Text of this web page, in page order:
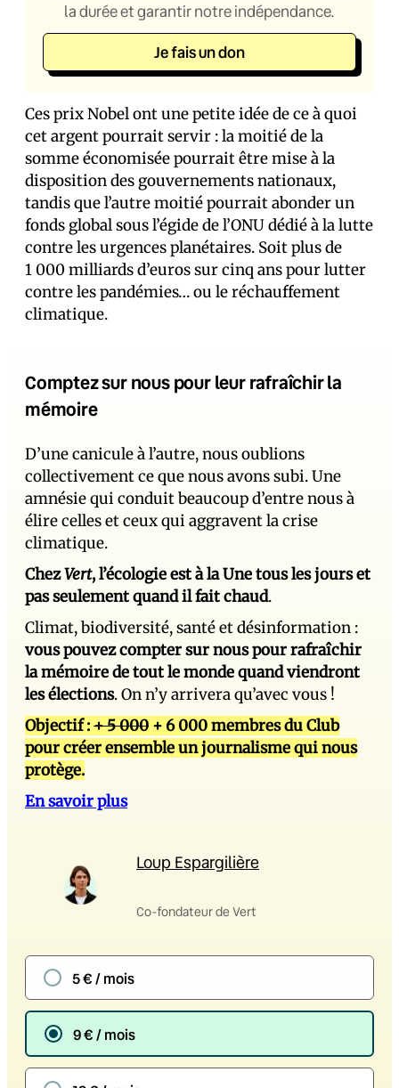
la durée et garantir notre indépendance.
Je fais un don
Ces prix Nobel ont une petite idée de ce à quoi
cet argent pourrait servir : la moitié de la
somme économisée pourrait être mise à la
disposition des gouvernements nationaux,
tandis que l’autre moitié pourrait abonder un
fonds global sous l’égide de l’ONU dédié à la lutte
contre les urgences planétaires. Soit plus de
1 000 milliards d’euros sur cinq ans pour lutter
contre les pandémies… ou le réchauffement
climatique.
Comptez sur nous pour leur rafraîchir la
mémoire
D’une canicule à l’autre, nous oublions
collectivement ce que nous avons subi. Une
amnésie qui conduit beaucoup d’entre nous à
élire celles et ceux qui aggravent la crise
climatique.
ChezVert, l’écologie est à la Une tous les jours et
pas seulement quand il fait chaud.
Climat, biodiversité, santé et désinformation :
vous pouvez compter sur nous pour rafraîchir
la mémoire de tout le monde quand viendront
les élections. On n’y arrivera qu’avec vous !
Objectif :+ 5 000 + 6 000 membres du Club
pour créer ensemble un journalisme qui nous
protège.
En savoir plus
Loup Espargilière
Co-fondateur de Vert
5 € / mois
9 € / mois